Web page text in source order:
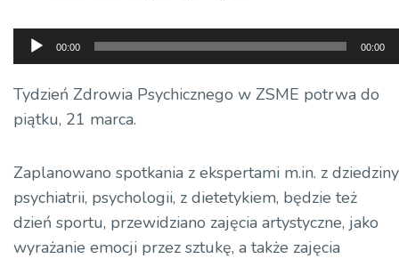
Odtwarzacz
plików
dźwiękowych
00:00 00:00
Tydzień Zdrowia Psychicznego w ZSME potrwa do
piątku, 21 marca.
Zaplanowano spotkania z ekspertami m.in. z dziedziny
psychiatrii, psychologii, z dietetykiem, będzie też
dzień sportu, przewidziano zajęcia artystyczne, jako
wyrażanie emocji przez sztukę, a także zajęcia